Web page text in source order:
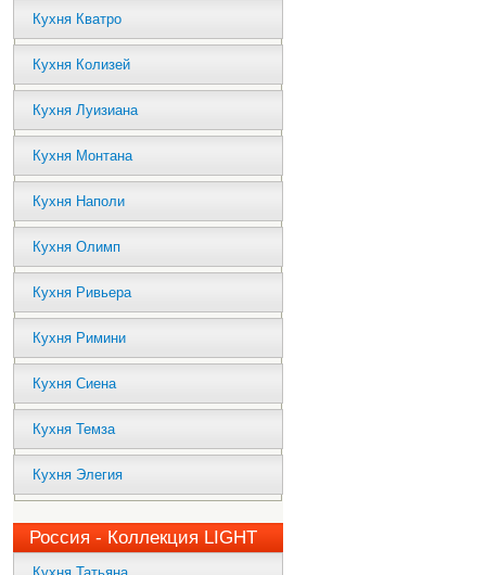
Кухня Кватро
Кухня Колизей
Кухня Луизиана
Кухня Монтана
Кухня Наполи
Кухня Олимп
Кухня Ривьера
Кухня Римини
Кухня Сиена
Кухня Темза
Кухня Элегия
Россия - Коллекция LIGHT